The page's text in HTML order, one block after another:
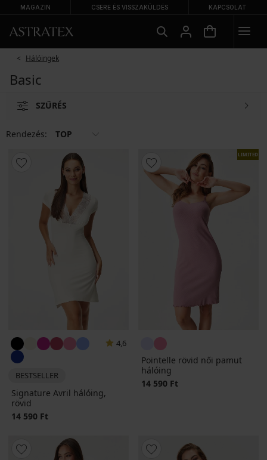
MAGAZIN CSERE ÉS VISSZAKÜLDÉS KAPCSOLAT
Hálóingek
Basic
SZŰRÉS
Rendezés: TOP
4,6
BESTSELLER
Signature Avril hálóing,
rövid
14 590 Ft
LIMITED
Pointelle rövid női pamut
hálóing
14 590 Ft